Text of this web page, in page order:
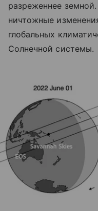
разреженнее
ничтожные
глобальных
Солнечной системы.